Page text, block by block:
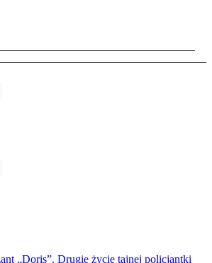
„Doris”. Drugie życie tajnej policjantki